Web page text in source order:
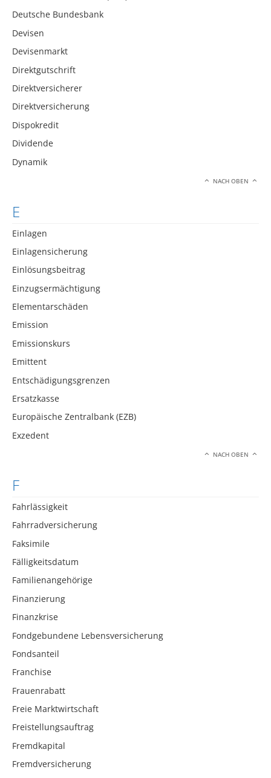
Deutsche Bundesbank
Devisen
Devisenmarkt
Direktgutschrift
Direktversicherer
Direktversicherung
Dispokredit
Dividende
Dynamik
NACH OBEN
E
Einlagen
Einlagensicherung
Einlösungsbeitrag
Einzugsermächtigung
Elementarschäden
Emission
Emissionskurs
Emittent
Entschädigungsgrenzen
Ersatzkasse
Europäische Zentralbank (EZB)
Exzedent
NACH OBEN
F
Fahrlässigkeit
Fahrradversicherung
Faksimile
Fälligkeitsdatum
Familienangehörige
Finanzierung
Finanzkrise
Fondgebundene Lebensversicherung
Fondsanteil
Franchise
Frauenrabatt
Freie Marktwirtschaft
Freistellungsauftrag
Fremdkapital
Fremdversicherung